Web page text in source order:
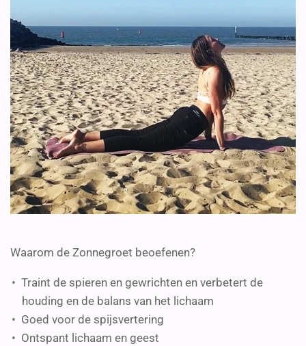
Waarom de Zonnegroet beoefenen?
Traint de spieren en gewrichten en verbetert de
houding en de balans van het lichaam
Goed voor de spijsvertering
Ontspant lichaam en geest